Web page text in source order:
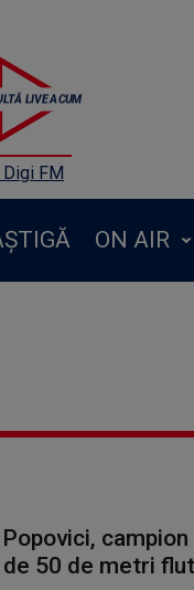
FM
ON AIR
de 50 de metri